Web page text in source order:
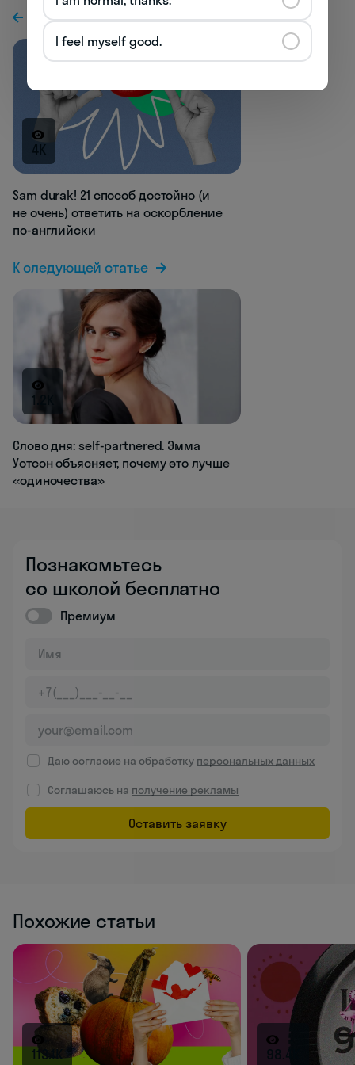
К предыдущей статье
4K
Sam durak! 21 способ достойно (и
не очень) ответить на оскорбление
по-английски
К следующей статье
1.2K
Слово дня: self-partnered. Эмма
Уотсон объясняет, почему это лучше
«одиночества»
Познакомьтесь
со школой бесплатно
Премиум
Даю согласие на обработку персональных данных
Соглашаюсь на получение рекламы
Оставить заявку
Похожие статьи
113.1K 98.4K
I feel myself good.